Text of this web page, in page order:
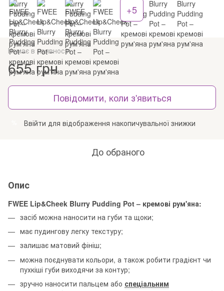
+5
Немає в наявності
655 грн
Повідомити, коли з'явиться
Ввійти для відображення накопичувальної знижки
До обраного
Опис
FWEE Lip&Cheek Blurry Pudding Pot – кремові рум'яна:
засіб можна наносити на губи та щоки;
має пудингову легку текстуру;
залишає матовий фініш;
можна поєднувати кольори, а також робити градієнт чи
пухкіші губи виходячи за контур;
зручно наносити пальцем або спеціальним